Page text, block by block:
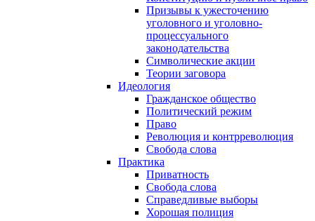
Призывы к ужесточению
уголовного и уголовно-
процессуального
законодательства
Символические акции
Теории заговора
Идеология
Гражданское общество
Политический режим
Право
Революция и контрреволюция
Свобода слова
Практика
Приватность
Свобода слова
Справедливые выборы
Хорошая полиция